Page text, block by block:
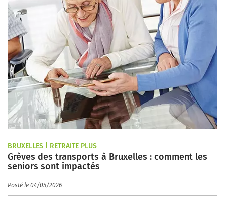
BRUXELLES | RETRAITE PLUS
Grèves des transports à Bruxelles : comment les
seniors sont impactés
Posté le 04/05/2026